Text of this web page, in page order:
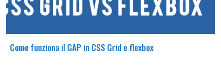
Come funziona il GAP in CSS Grid e flexbox